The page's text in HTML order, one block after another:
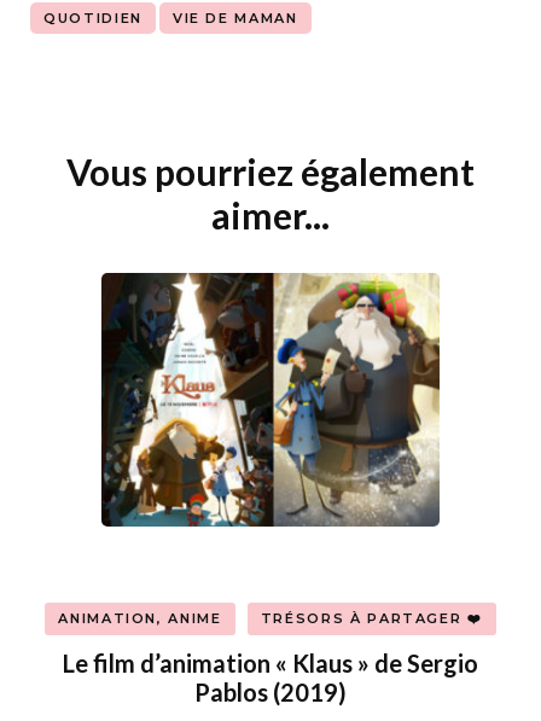
QUOTIDIEN VIE DE MAMAN
Navigation
Vous pourriez également
aimer...
ANIMATION, ANIME TRÉSORS À PARTAGER ❤️
Le film d’animation « Klaus » de Sergio
Pablos (2019)